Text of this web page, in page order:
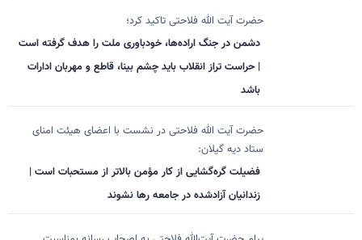
حضرت آیت الله فلاحتی تاکید کرد؛
دشمن در جنگ اراده‌ها، خودباوری ملت را هدف گرفته است
| حراست تراز انقلاب باید چشم بینا، قاطع و مهربان ادارات
باشد
حضرت آیت الله فلاحتی در نشست با اعضای هیئت امنای
ستاد دیه گیلان:
فضیلت گره‌گشایی از کار مؤمن بالاتر از مستحبات است |
زندانیان آزادشده در جامعه رها نشوند